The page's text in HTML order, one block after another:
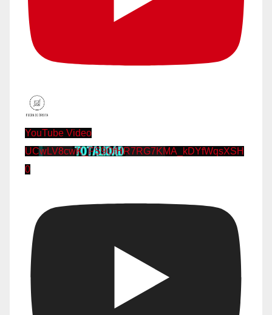
YouTube Video
UCwLV8cwK_FS9OfHR7RG7KMA_kDYfWqsXSH
0